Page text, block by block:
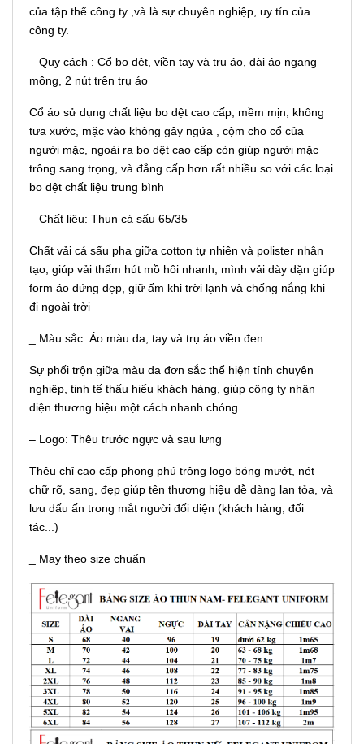
của tập thể công ty ,và là sự chuyên nghiệp, uy tín của
công ty.
– Quy cách : Cổ bo dệt, viền tay và trụ áo, dài áo ngang
mông, 2 nút trên trụ áo
Cổ áo sử dụng chất liệu bo dệt cao cấp, mềm mịn, không
tưa xước, mặc vào không gây ngứa , cộm cho cổ của
người mặc, ngoài ra bo dệt cao cấp còn giúp người mặc
trông sang trọng, và đẳng cấp hơn rất nhiều so với các loại
bo dệt chất liệu trung bình
– Chất liệu: Thun cá sấu 65/35
Chất vải cá sấu pha giữa cotton tự nhiên và polister nhân
tạo, giúp vải thấm hút mồ hôi nhanh, mình vải dày dặn giúp
form áo đứng đẹp, giữ ấm khi trời lạnh và chống nắng khi
đi ngoài trời
_ Màu sắc: Áo màu da, tay và trụ áo viền đen
Sự phối trộn giữa màu da đơn sắc thể hiện tính chuyên
nghiệp, tinh tế thấu hiểu khách hàng, giúp công ty nhận
diện thương hiệu một cách nhanh chóng
– Logo: Thêu trước ngực và sau lưng
Thêu chỉ cao cấp phong phú trông logo bóng mướt, nét
chữ rõ, sang, đẹp giúp tên thương hiệu dễ dàng lan tỏa, và
lưu dấu ấn trong mắt người đối diện (khách hàng, đối
tác...)
_ May theo size chuẩn